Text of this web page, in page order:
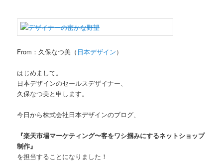
From：久保なつ美（ 日本デザイン）
はじめまして。
日本デザインのセールスデザイナー、
久保なつ美と申します。
今日から株式会社日本デザインのブログ、
『楽天市場マーケティング〜客をワシ掴みにするネットショップ
制作』
を担当することになりました！